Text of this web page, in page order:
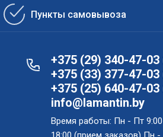
Пункты самовывоза
+375 (29) 340-47-
+375 (33) 377-47-
+375 (25) 640-47-
info@lamantin.by
Время работы: Пн - Пт